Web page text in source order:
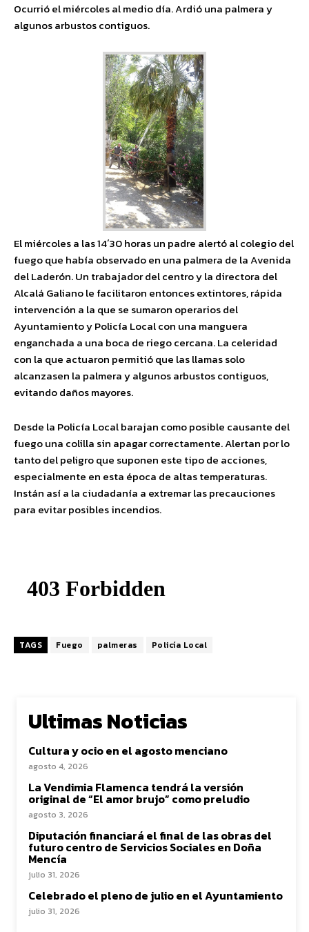
Ocurrió el miércoles al medio día. Ardió una palmera y
algunos arbustos contiguos.
El miércoles a las 14´30 horas un padre alertó al colegio del
fuego que había observado en una palmera de la Avenida
del Laderón. Un trabajador del centro y la directora del
Alcalá Galiano le facilitaron entonces extintores, rápida
intervención a la que se sumaron operarios del
Ayuntamiento y Policía Local con una manguera
enganchada a una boca de riego cercana. La celeridad
con la que actuaron permitió que las llamas solo
alcanzasen la palmera y algunos arbustos contiguos,
evitando daños mayores.
Desde la Policía Local barajan como posible causante del
fuego una colilla sin apagar correctamente. Alertan por lo
tanto del peligro que suponen este tipo de acciones,
especialmente en esta época de altas temperaturas.
Instán así a la ciudadanía a extremar las precauciones
para evitar posibles incendios.
TAGS Fuego palmeras Policía Local
Ultimas Noticias
Cultura y ocio en el agosto menciano
agosto 4, 2026
La Vendimia Flamenca tendrá la versión
original de “El amor brujo” como preludio
agosto 3, 2026
Diputación financiará el final de las obras del
futuro centro de Servicios Sociales en Doña
Mencía
julio 31, 2026
Celebrado el pleno de julio en el Ayuntamiento
julio 31, 2026